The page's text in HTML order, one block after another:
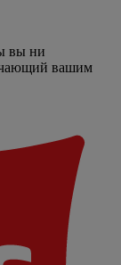
вы ни
вашим